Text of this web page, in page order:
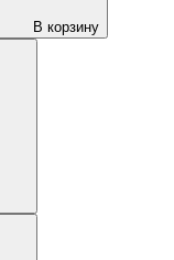
В корзину